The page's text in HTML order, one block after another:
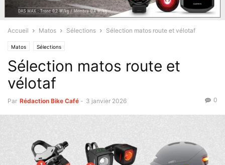
Accueil Matos Sélections Sélection matos route et vélotaf
Matos Sélections
Sélection matos route et
vélotaf
Par Rédaction Bike Café - 3 janvier 2026 0